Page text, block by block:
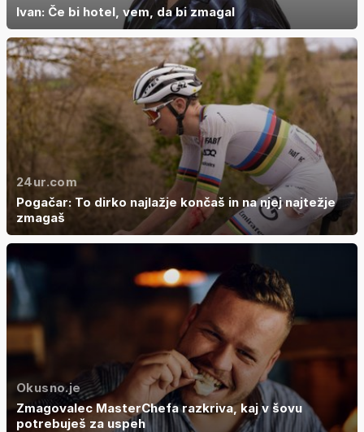
Ivan: Če bi hotel, vem, da bi zmagal
24ur.com
Pogačar: To dirko najlažje končaš in na njej najtežje
zmagaš
Okusno.je
Zmagovalec MasterChefa razkriva, kaj v šovu
potrebuješ za uspeh